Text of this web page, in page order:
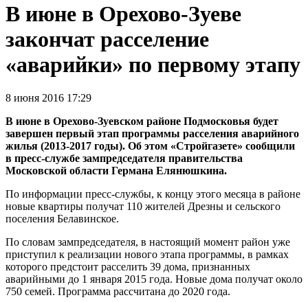
В июне в Орехово-Зуеве
закончат расселение
«аварийки» по первому этапу
8 июня 2016 17:29
В июне в Орехово-Зуевском районе Подмосковья будет
завершен первый этап программы расселения аварийного
жилья (2013-2017 годы). Об этом «Стройгазете» сообщили
в пресс-службе зампредседателя правительства
Московской области Германа Елянюшкина.
По информации пресс-службы, к концу этого месяца в районе
новые квартиры получат 110 жителей Дрезны и сельского
поселения Белавинское.
По словам зампредседателя, в настоящий момент район уже
приступил к реализации нового этапа программы, в рамках
которого предстоит расселить 39 дома, признанных
аварийными до 1 января 2015 года. Новые дома получат около
750 семей. Программа рассчитана до 2020 года.